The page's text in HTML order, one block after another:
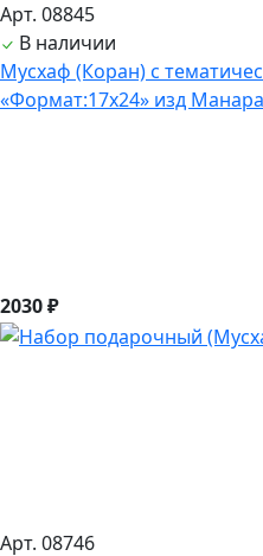
Арт. 08845
В наличии
Мусхаф (Коран) с
«Формат:17х24» изд Манара
2030 ₽
Арт. 08746